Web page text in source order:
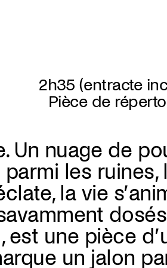
2h35 (entracte
Pièce de
Un nuage de
parmi les
la vie
est une pièce
un jalon